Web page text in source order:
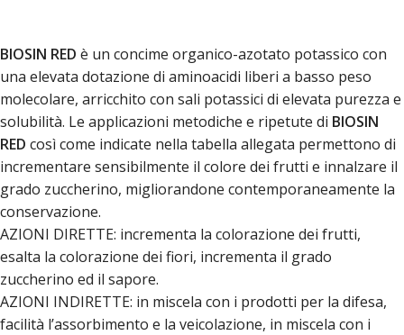
BIOSIN RED è un concime organico-azotato potassico con
una elevata dotazione di aminoacidi liberi a basso peso
molecolare, arricchito con sali potassici di elevata purezza e
solubilità. Le applicazioni metodiche e ripetute di BIOSIN
RED così come indicate nella tabella allegata permettono di
incrementare sensibilmente il colore dei frutti e innalzare il
grado zuccherino, migliorandone contemporaneamente la
conservazione.
AZIONI DIRETTE: incrementa la colorazione dei frutti,
esalta la colorazione dei fiori, incrementa il grado
zuccherino ed il sapore.
AZIONI INDIRETTE: in miscela con i prodotti per la difesa,
facilità l’assorbimento e la veicolazione, in miscela con i